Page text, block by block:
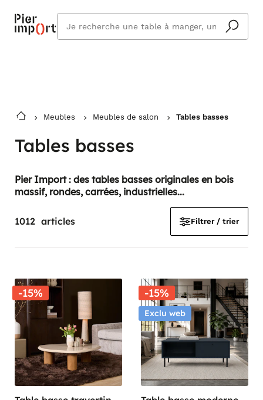
Vous êtes absent ? Pier Import s'adapte
et vous livre à votre retour.
En savoir plus
cherchez
vous ?
Meubles Meubles de salon Tables basses
Tables basses
Pier Import : des tables basses originales en bois
massif, rondes, carrées, industrielles...
1012 articles Filtrer / trier
-15% -15%
Exclu web